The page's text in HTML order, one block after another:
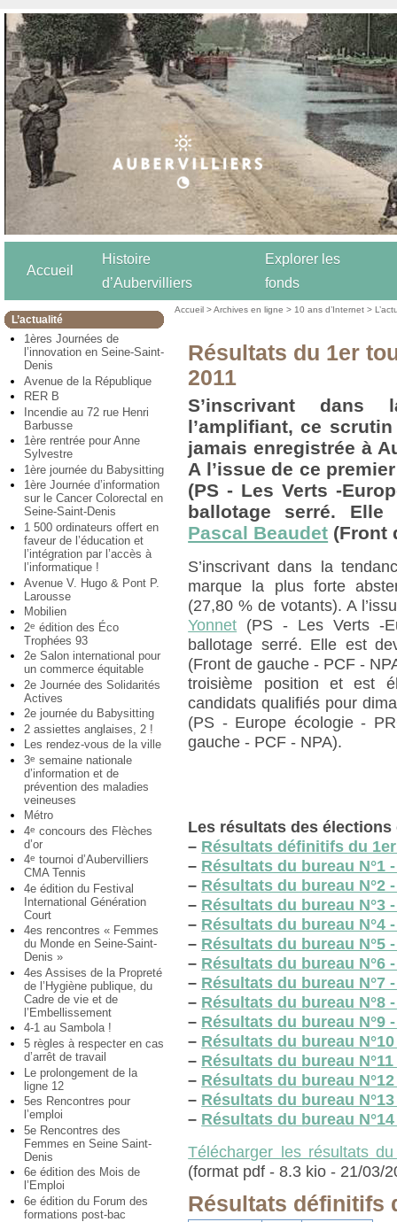
Accueil
Histoire
d’Aubervilliers
Explorer les
fonds
L’actualité
1ères Journées de
l’innovation en Seine-Saint-
Denis
Avenue de la République
RER B
Incendie au 72 rue Henri
Barbusse
1ère rentrée pour Anne
Sylvestre
1ère journée du Babysitting
1ère Journée d’information
sur le Cancer Colorectal en
Seine-Saint-Denis
1 500 ordinateurs offert en
faveur de l’éducation et
l’intégration par l’accès à
l’informatique !
Avenue V. Hugo & Pont P.
Larousse
Mobilien
2e édition des Éco
Trophées 93
2e Salon international pour
un commerce équitable
2e Journée des Solidarités
Actives
2e journée du Babysitting
2 assiettes anglaises, 2 !
Les rendez-vous de la ville
3e semaine nationale
d’information et de
prévention des maladies
veineuses
Métro
4e concours des Flèches
d’or
4e tournoi d’Aubervilliers
CMA Tennis
4e édition du Festival
International Génération
Court
4es rencontres « Femmes
du Monde en Seine-Saint-
Denis »
4es Assises de la Propreté
de l’Hygiène publique, du
Cadre de vie et de
l’Embellissement
4-1 au Sambola !
5 règles à respecter en cas
d’arrêt de travail
Le prolongement de la
ligne 12
5es Rencontres pour
l’emploi
5e Rencontres des
Femmes en Seine Saint-
Denis
6e édition des Mois de
l’Emploi
6e édition du Forum des
formations post-bac
Accueil >Archives en ligne > 10 ans d’Internet >
Résultats du 1er
2011
S’inscrivant dans
l’amplifiant, ce
jamais enregistrée à
A l’issue de ce
(PS - Les Verts -
ballotage serré.
Pascal Beaudet (Front
S’inscrivant dans la
marque la plus forte
(27,80 % de votants). A
Yonnet (PS - Les Verts -
ballotage serré. Elle est
(Front de gauche - PCF -
troisième position et est
candidats qualifiés pour
(PS - Europe écologie -
gauche - PCF - NPA).
Les résultats des élections
– Résultats définitifs du
– Résultats du bureau N°1
– Résultats du bureau N°2
– Résultats du bureau N°3
– Résultats du bureau N°4
– Résultats du bureau N°5
– Résultats du bureau N°6
– Résultats du bureau N°7
– Résultats du bureau N°8
– Résultats du bureau N°9
– Résultats du bureau
– Résultats du bureau
– Résultats du bureau
– Résultats du bureau
– Résultats du bureau
Télécharger les résultats
(format pdf - 8.3 kio - 21/03/
Résultats définitifs